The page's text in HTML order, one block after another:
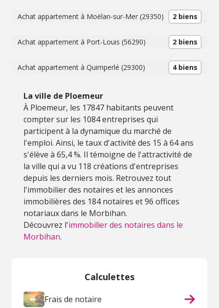
Achat appartement à Moëlan-sur-Mer (29350) 2 biens
Achat appartement à Port-Louis (56290) 2 biens
Achat appartement à Quimperlé (29300) 4 biens
La ville de Ploemeur
À Ploemeur, les 17847 habitants peuvent
compter sur les 1084 entreprises qui
participent à la dynamique du marché de
l'emploi. Ainsi, le taux d'activité des 15 à 64 ans
s'élève à 65,4 %. Il témoigne de l'attractivité de
la ville qui a vu 118 créations d'entreprises
depuis les derniers mois. Retrouvez tout
l'immobilier des notaires et les annonces
immobilières des 184 notaires et 96 offices
notariaux dans le Morbihan.
Découvrez l'immobilier des notaires dans le
Morbihan.
Calculettes
Frais de notaire